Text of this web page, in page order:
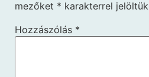
mezőket * karakterrel jelöltük
Hozzászólás *